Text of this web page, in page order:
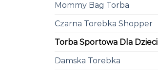
Mommy Bag Torba
Czarna Torebka Shopper
Torba Sportowa Dla Dzieci
Damska Torebka